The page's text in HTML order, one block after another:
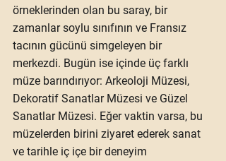
örneklerinden olan bu saray, bir
zamanlar soylu sınıfının ve Fransız
tacının gücünü simgeleyen bir
merkezdi. Bugün ise içinde üç farklı
müze barındırıyor: Arkeoloji Müzesi,
Dekoratif Sanatlar Müzesi ve Güzel
Sanatlar Müzesi. Eğer vaktin varsa, bu
müzelerden birini ziyaret ederek sanat
ve tarihle iç içe bir deneyim